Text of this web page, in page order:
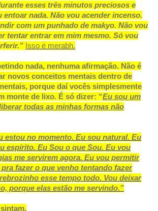
esses três minutos preciosos e
entoar nada. Não vou acender incenso.
com um punhado de makyo. Não vou
tentar entrar em mim mesmo. Só vou
Isso é merabh.
nada, nenhuma afirmação. Não é
novos conceitos mentais dentro de
porque daí vocês simplesmente
monte de lixo. É só dizer: “Eu sou um
todas as minhas formas não
estou no momento. Eu sou natural. Eu
espírito. Eu Sou o que Sou. Eu vou
me servirem agora. Eu vou permitir
fazer o que venho tentando fazer
esse tempo todo. Vou deixar
porque elas estão me servindo.”